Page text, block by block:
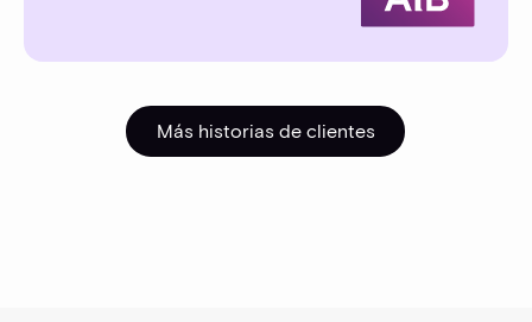
Más historias de
Más historias de clientes